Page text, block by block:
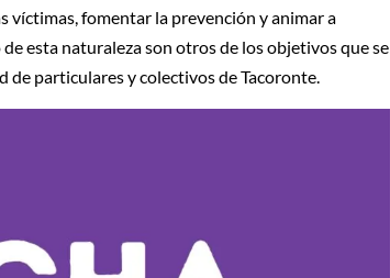
víctimas, fomentar la prevención y animar a
esta naturaleza son otros de los objetivos que se
de particulares y colectivos de Tacoronte.